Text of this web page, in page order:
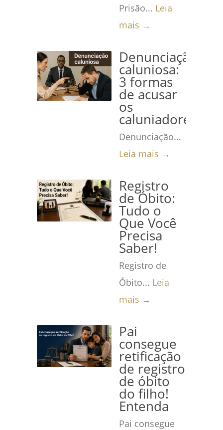
Prisão... Leia
mais →
Denunciação
caluniosa:
3 formas
de acusar
os
caluniadores
Denunciação...
Leia mais →
Registro
de Óbito:
Tudo o
Que Você
Precisa
Saber!
Registro de
Óbito... Leia
mais →
Pai
consegue
retificação
de registro
de óbito
do filho!
Entenda
Pai consegue